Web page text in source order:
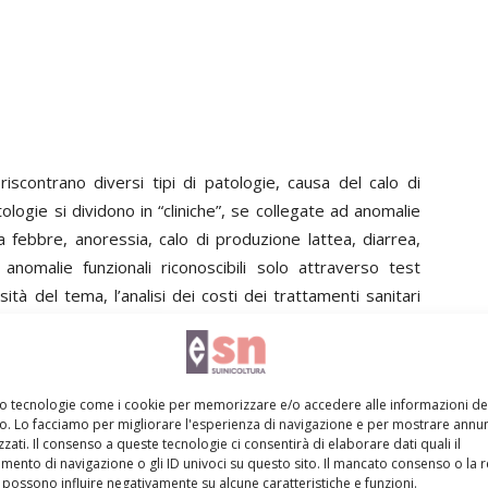
tecnologie come i cookie per memorizzare e/o accedere alle informazioni
Lo facciamo per migliorare l'esperienza di navigazione e per mostrare
Il consenso a queste tecnologie ci consentirà di elaborare dati quali il
di navigazione o gli ID univoci su questo sito. Il mancato consenso o la
influire negativamente su alcune caratteristiche e funzioni.
diversi tipi di patologie, causa del calo di
si dividono in “cliniche”, se collegate ad anomalie
febbre, anoressia, calo di produzione lattea, diarrea,
funzionali riconoscibili solo attraverso test
del tema, l’analisi dei costi dei trattamenti sanitari
e metrite, dislocazione dell’abomaso e patologie
in ogni azienda bovina da latte. Gli articoli 15 del
legislativo 193/06 rendono infatti obbligatoria la